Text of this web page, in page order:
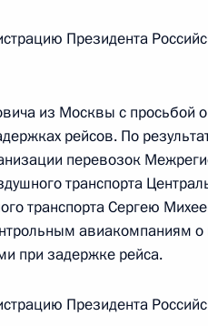
Центральных районов
Шуваев провёл в
Президента
Шуваев провёл в
Президента
из Москвы с просьбой о
рейсов. По
перевозок
транспорта
транспорта Сергею
авиакомпаниям о
при задержке рейса.
Президента